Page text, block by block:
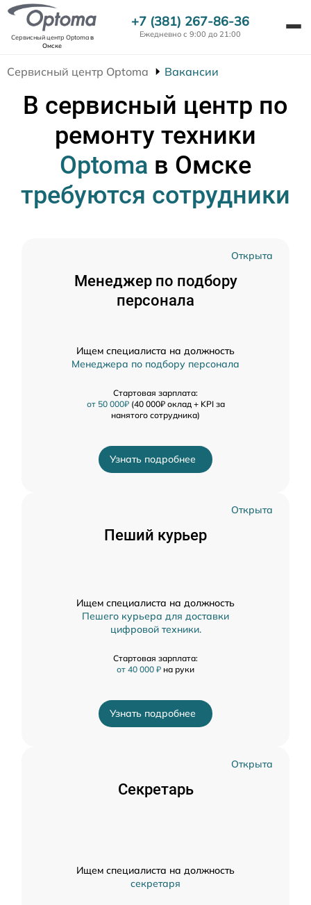
Сервисный центр Optomaв
Омске
+7 (381) 267-86-36
Ежедневно с 9:00 до 21:00
Сервисный центр Optoma Вакансии
В сервисный центр по
ремонту техники
Optoma в Омске
требуются сотрудники
Открыта
Менеджер по подбору
персонала
Ищем специалиста на должность
Менеджера по подбору персонала
Стартовая зарплата:
от 50 000₽(40 000₽ оклад + KPI за
нанятого сотрудника)
Узнать подробнее
Открыта
Пеший курьер
Ищем специалиста на должность
Пешего курьера для доставки
цифровой техники.
Стартовая зарплата:
от 40 000 ₽ на руки
Узнать подробнее
Открыта
Секретарь
Ищем специалиста на должность
секретаря